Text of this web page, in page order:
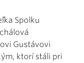
Spolku
Gustávovi
ktorí stáli pri